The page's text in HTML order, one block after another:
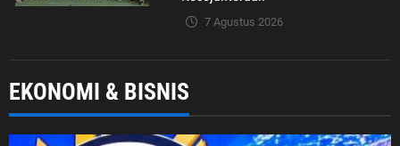
7 Agustus 2026
Langkah Cepat Bupati Karawang
EKONOMI & BISNIS